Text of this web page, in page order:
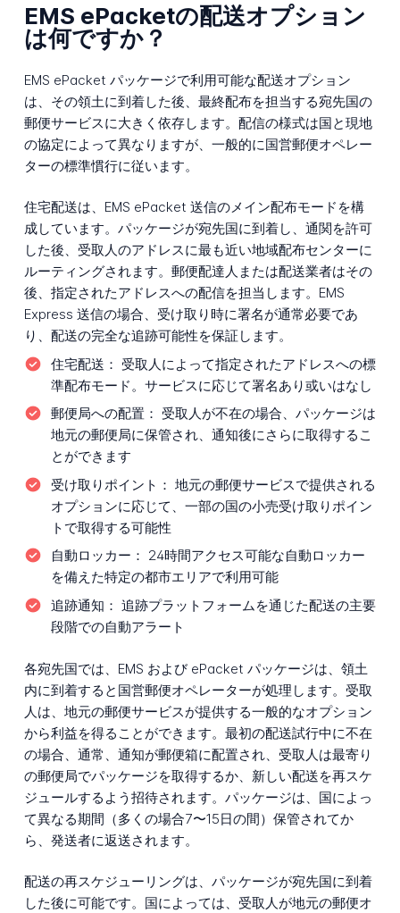
EMS ePacketの配送オプション
は何ですか？
EMS ePacket パッケージで利用可能な配送オプション
は、その領土に到着した後、最終配布を担当する宛先国の
郵便サービスに大きく依存します。配信の様式は国と現地
の協定によって異なりますが、一般的に国営郵便オペレー
ターの標準慣行に従います。
住宅配送は、EMS ePacket 送信のメイン配布モードを構
成しています。パッケージが宛先国に到着し、通関を許可
した後、受取人のアドレスに最も近い地域配布センターに
ルーティングされます。郵便配達人または配送業者はその
後、指定されたアドレスへの配信を担当します。EMS
Express 送信の場合、受け取り時に署名が通常必要であ
り、配送の完全な追跡可能性を保証します。
住宅配送： 受取人によって指定されたアドレスへの標
準配布モード。サービスに応じて署名あり或いはなし
郵便局への配置： 受取人が不在の場合、パッケージは
地元の郵便局に保管され、通知後にさらに取得するこ
とができます
受け取りポイント： 地元の郵便サービスで提供される
オプションに応じて、一部の国の小売受け取りポイン
トで取得する可能性
自動ロッカー： 24時間アクセス可能な自動ロッカー
を備えた特定の都市エリアで利用可能
追跡通知： 追跡プラットフォームを通じた配送の主要
段階での自動アラート
各宛先国では、EMS および ePacket パッケージは、領土
内に到着すると国営郵便オペレーターが処理します。受取
人は、地元の郵便サービスが提供する一般的なオプション
から利益を得ることができます。最初の配送試行中に不在
の場合、通常、通知が郵便箱に配置され、受取人は最寄り
の郵便局でパッケージを取得するか、新しい配送を再スケ
ジュールするよう招待されます。パッケージは、国によっ
て異なる期間（多くの場合7〜15日の間）保管されてか
ら、発送者に返送されます。
配送の再スケジューリングは、パッケージが宛先国に到着
した後に可能です。国によっては、受取人が地元の郵便オ